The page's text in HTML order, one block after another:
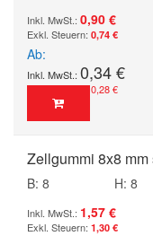
0,90 €
0,74 €
Ab
0,34 €
0,28 €
Zellgummi 8x8
B: 8
H: 8
1,57 €
1,30 €